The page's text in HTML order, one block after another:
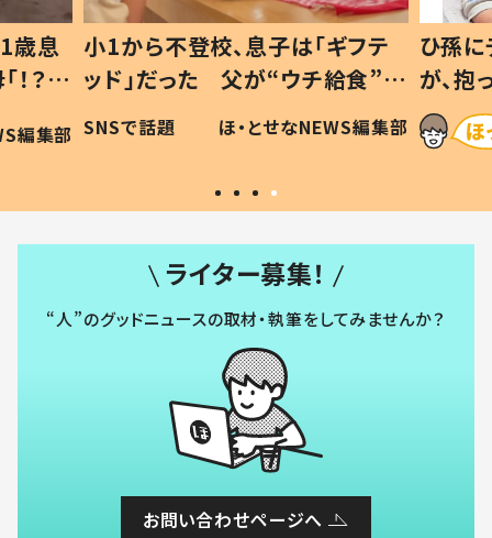
歳息
？」
編集部
小1から不登校、息子は「ギフテ
ッド」だった 父が“ウチ給食”を
作り続ける理由とは #令和の親
#令和の子
SNSで話題 ほ・とせなNEWS編集部
ひ孫
が、
「涙が
い」
ライター募集！
“人”のグッドニュースの取材・執筆をしてみませんか？
お問い合わせページへ